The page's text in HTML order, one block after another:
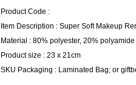
Product Code :
Item Description : Super Soft Makeup
Material : 80% polyester, 20% polyamide
Product size : 23 x 21cm
SKU Packaging : Laminated Bag; or